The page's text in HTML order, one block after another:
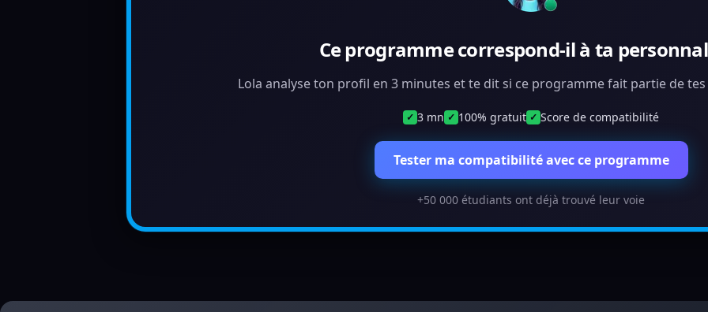
Ce programme correspond-il à ta
Lola analyse ton profil en 3 minutes et te dit si ce programme fait partie de
✓ 3 mn ✓ 100% gratuit ✓ Score de compatibilité
Tester ma compatibilité avec ce programme
+50 000 étudiants ont déjà trouvé leur voie